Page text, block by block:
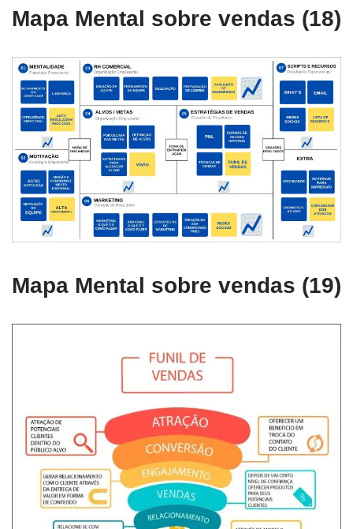
Mapa Mental sobre vendas (18)
Mapa Mental sobre vendas (19)